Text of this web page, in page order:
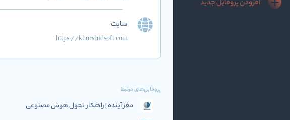
افزودن پروفایل جدید
سایت
https://khorshidsoft.com
پروفایل‌های مرتبط
مغز آینده | راهکار تحول هوش مصنوعی